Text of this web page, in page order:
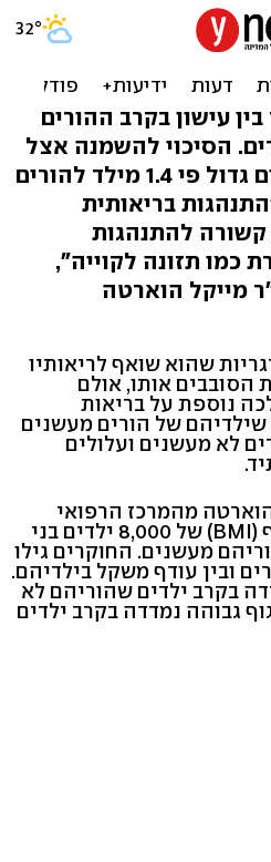
שמנים
עישון בקרב ההורים
הסיכוי להשמנה אצל
ילד ששני הוריו מעשנים גדול פי 1.4 מילד להורים
בריאותית
קשורה להתנהגות
כמו תזונה לקוייה",
מייקל הוארטה
שהוא שואף לריאותיו
הסובבים אותו, אולם
נוספת על בריאות
של הורים מעשנים
לא מעשנים ועלולים
מהמרכז הרפואי
ברזילי בדק את מסת הגוף (BMI) של 8,000 ילדים בני
מעשנים. החוקרים גילו
ובין עודף משקל בילדיהם.
בקרב ילדים שהוריהם לא
גבוהה נמדדה בקרב ילדים